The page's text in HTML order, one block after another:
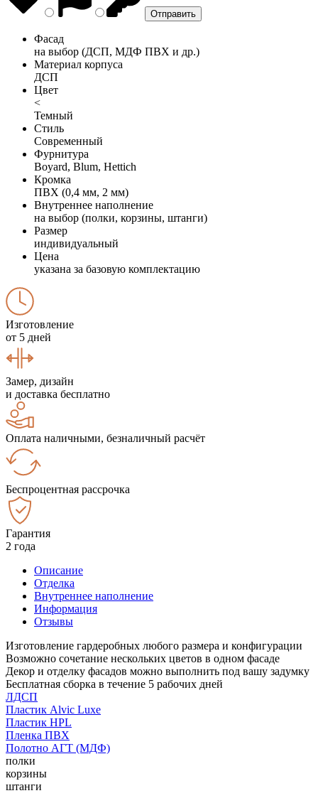
Фасад
на выбор (ДСП, МДФ ПВХ и др.)
Материал корпуса
ДСП
Цвет
<
Темный
Стиль
Современный
Фурнитура
Boyard, Blum, Hettich
Кромка
ПВХ (0,4 мм, 2 мм)
Внутреннее наполнение
на выбор (полки, корзины, штанги)
Размер
индивидуальный
Цена
указана за базовую комплектацию
Изготовление
от 5 дней
Замер, дизайн
и доставка бесплатно
Оплата наличными, безналичный расчёт
Беспроцентная рассрочка
Гарантия
2 года
Описание
Отделка
Внутреннее наполнение
Информация
Отзывы
Изготовление гардеробных любого размера и конфигурации
Возможно сочетание нескольких цветов в одном фасаде
Декор и отделку фасадов можно выполнить под вашу задумку
Бесплатная сборка в течение 5 рабочих дней
ЛДСП
Пластик Alvic Luxe
Пластик HPL
Пленка ПВХ
Полотно АГТ (МДФ)
полки
корзины
штанги